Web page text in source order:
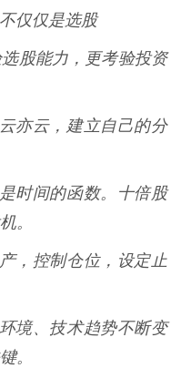
仅仅是选股
股能力，更考验投资
亦云，建立自己的分
时间的函数。十倍股
。
，控制仓位，设定止
境、技术趋势不断变
。